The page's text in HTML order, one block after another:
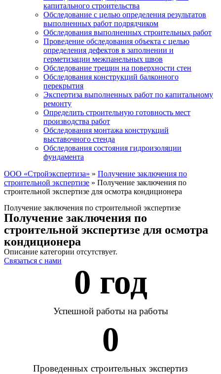
капитального строительства
Обследование с целью определения результатов
выполненных работ подрядчиком
Обследования выполненных строительных работ
Проведение обследования объекта с целью
определения дефектов в заполнении и
герметизации межпанельных швов
Обследование трещин на поверхности стен
Обследования конструкций балконного
перекрытия
Экспертиза выполненных работ по капитальному
ремонту
Определить строительную готовность мест
производства работ
Обследования монтажа конструкций
выставочного стенда
Обследования состояния гидроизоляции
фундамента
ООО «Стройэкспертиза» » Получение заключения по
строительной экспертизе » Получение заключения по
строительной экспертизе для осмотра кондиционера
Получение заключения по строительной экспертизе
Получение заключения по
строительной экспертизе для осмотра
кондиционера
Описание категории отсутствует.
Связаться с нами
0 год
Успешной работы на работы
0
Проведенных строительных экспертиз